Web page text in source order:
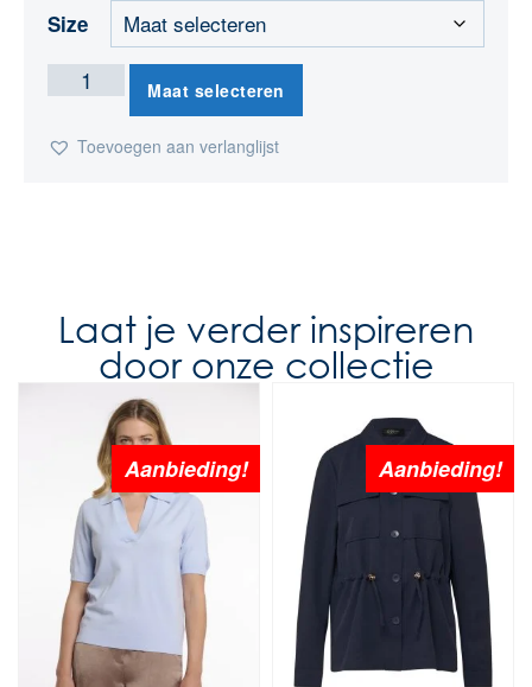
Size
Maat selecteren
Toevoegen aan verlanglijst
Laat je verder inspireren
door onze collectie
Aanbieding! Aanbieding!